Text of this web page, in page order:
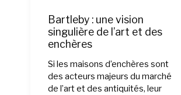
Bartleby : une vision
singulière de l’art et des
enchères
Si les maisons d’enchères sont
des acteurs majeurs du marché
de l’art et des antiquités, leur